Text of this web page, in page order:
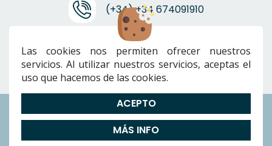
(+34) +34 674091910
info@ktwcanarias.com
Envíos|Devoluciones|Preguntas Frecuentes|Cookies|Aviso
Política de Privacidad|Términos y condiciones
Las cookies nos permiten ofrecer nuestros
servicios. Al utilizar nuestros servicios, aceptas el
uso que hacemos de las cookies.
ACEPTO
MÁS INFO